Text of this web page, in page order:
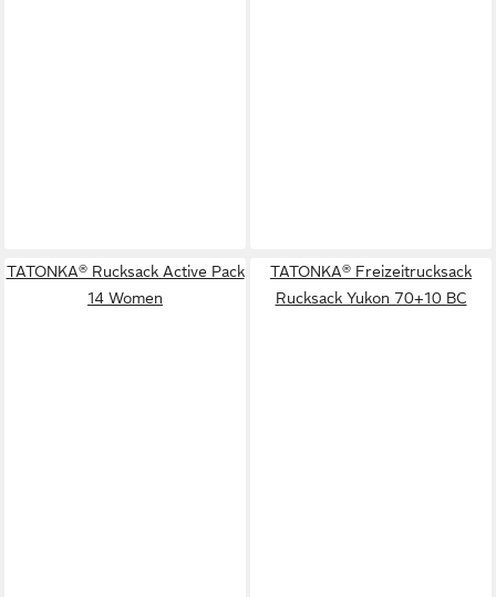
TATONKA® Rucksack Active Pack
14 Women
TATONKA® Freizeitrucksack
Rucksack Yukon 70+10 BC